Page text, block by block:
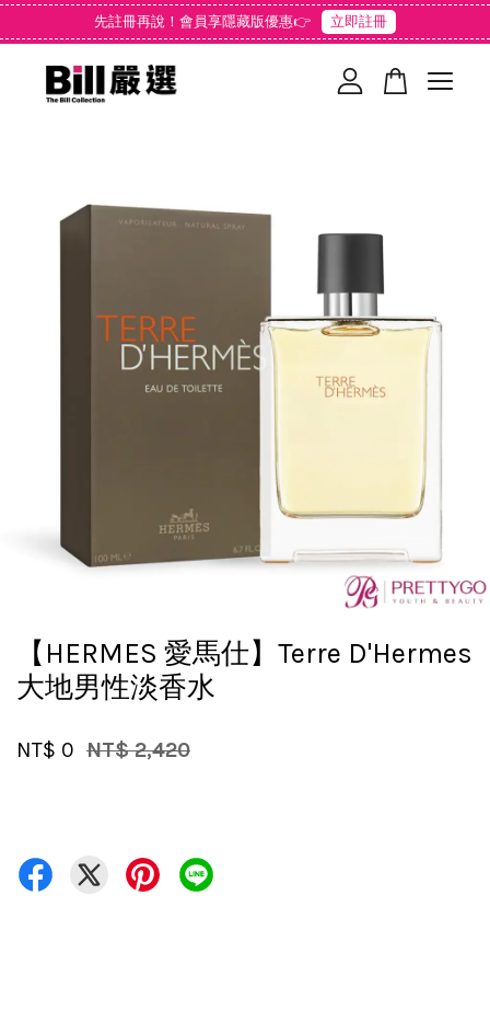
先註冊再說！會員享隱藏版優惠👉 立即註冊
【HERMES 愛馬仕】Terre D'Hermes
大地男性淡香水
NT$ 0 NT$ 2,420
您的購物車目前還是空的。